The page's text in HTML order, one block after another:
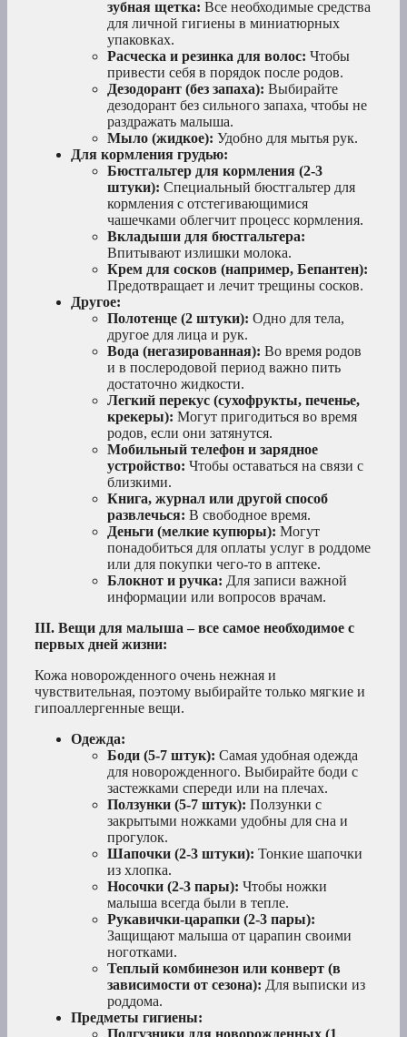
зубная щетка: Все необходимые средства
для личной гигиены в миниатюрных
упаковках.
Расческа и резинка для волос: Чтобы
привести себя в порядок после родов.
Дезодорант (без запаха): Выбирайте
дезодорант без сильного запаха, чтобы не
раздражать малыша.
Мыло (жидкое): Удобно для мытья рук.
Для кормления грудью:
Бюстгальтер для кормления (2-3
штуки): Специальный бюстгальтер для
кормления с отстегивающимися
чашечками облегчит процесс кормления.
Вкладыши для бюстгальтера:
Впитывают излишки молока.
Крем для сосков (например, Бепантен):
Предотвращает и лечит трещины сосков.
Другое:
Полотенце (2 штуки): Одно для тела,
другое для лица и рук.
Вода (негазированная): Во время родов
и в послеродовой период важно пить
достаточно жидкости.
Легкий перекус (сухофрукты, печенье,
крекеры): Могут пригодиться во время
родов, если они затянутся.
Мобильный телефон и зарядное
устройство: Чтобы оставаться на связи с
близкими.
Книга, журнал или другой способ
развлечься: В свободное время.
Деньги (мелкие купюры): Могут
понадобиться для оплаты услуг в роддоме
или для покупки чего-то в аптеке.
Блокнот и ручка: Для записи важной
информации или вопросов врачам.
III. Вещи для малыша – все самое необходимое с
первых дней жизни:
Кожа новорожденного очень нежная и
чувствительная, поэтому выбирайте только мягкие и
гипоаллергенные вещи.
Одежда:
Боди (5-7 штук): Самая удобная одежда
для новорожденного. Выбирайте боди с
застежками спереди или на плечах.
Ползунки (5-7 штук): Ползунки с
закрытыми ножками удобны для сна и
прогулок.
Шапочки (2-3 штуки): Тонкие шапочки
из хлопка.
Носочки (2-3 пары): Чтобы ножки
малыша всегда были в тепле.
Рукавички-царапки (2-3 пары):
Защищают малыша от царапин своими
ноготками.
Теплый комбинезон или конверт (в
зависимости от сезона): Для выписки из
роддома.
Предметы гигиены: